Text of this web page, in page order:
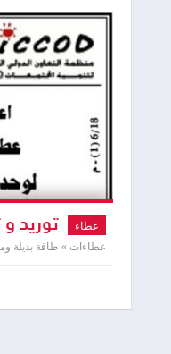
عطاء توريد
عطاءات » طاقة بديلة